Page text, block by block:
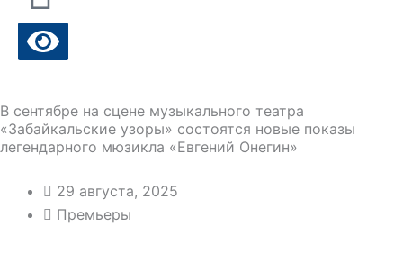
В сентябре на сцене музыкального театра
«Забайкальские узоры» состоятся новые показы
легендарного мюзикла «Евгений Онегин»
29 августа, 2025
Премьеры